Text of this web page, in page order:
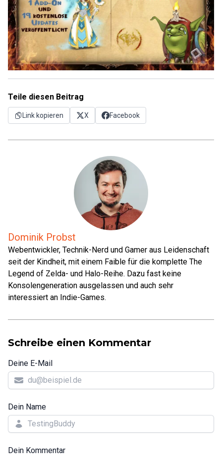
Teile diesen Beitrag
Link kopieren X Facebook
Dominik Probst
Webentwickler, Technik-Nerd und Gamer aus Leidenschaft
seit der Kindheit, mit einem Faible für die komplette The
Legend of Zelda- und Halo-Reihe. Dazu fast keine
Konsolengeneration ausgelassen und auch sehr
interessiert an Indie-Games.
Schreibe einen Kommentar
Deine E-Mail
Dein Name
Dein Kommentar